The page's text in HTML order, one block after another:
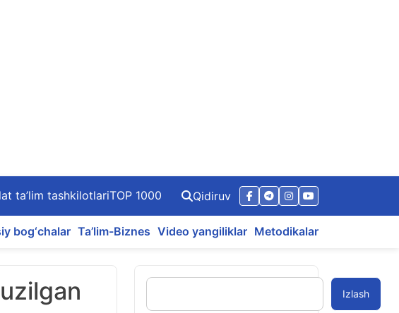
ta’lim tashkilotlariTOP 1000 Qidiruv
bog‘chalar Ta’lim-Biznes Video yangiliklar Metodikalar
Izlash